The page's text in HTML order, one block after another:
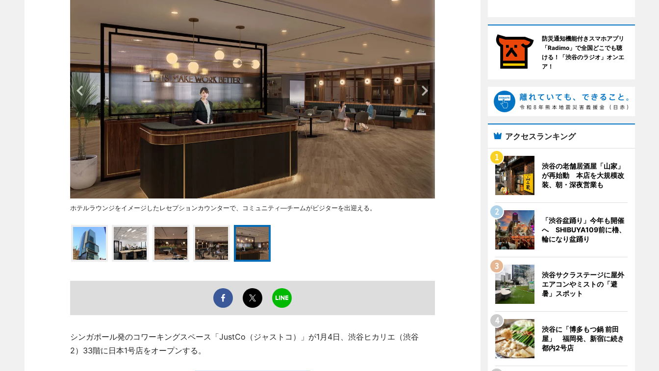
ホテルラウンジをイメージしたレセプションカウンターで、コミュニティ―チームがビジターを出迎える。
シンガポール発のコワーキングスペース「JustCo（ジャストコ）」が1月4日、渋谷ヒカリエ（渋谷
2）33階に日本1号店をオープンする。
防災通知機能付きスマホアプリ
「Radimo」で全国どこでも聴
ける！「渋谷のラジオ」オンエ
ア！
アクセスランキング
渋谷の老舗居酒屋「山家」
が再始動 本店を大規模改
装、朝・深夜営業も
「渋谷盆踊り」今年も開催
へ SHIBUYA109前に櫓、
輪になり盆踊り
渋谷サクラステージに屋外
エアコンやミストの「避
暑」スポット
渋谷に「博多もつ鍋 前田
屋」 福岡発、新宿に続き
都内2号店